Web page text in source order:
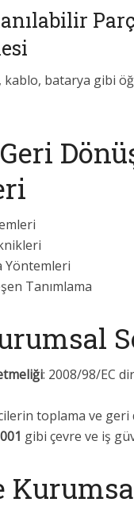
kablo, batarya gibi
Yöntemleri
Tanımlama
: 2008/98/EC
toplama ve
gibi çevre ve iş